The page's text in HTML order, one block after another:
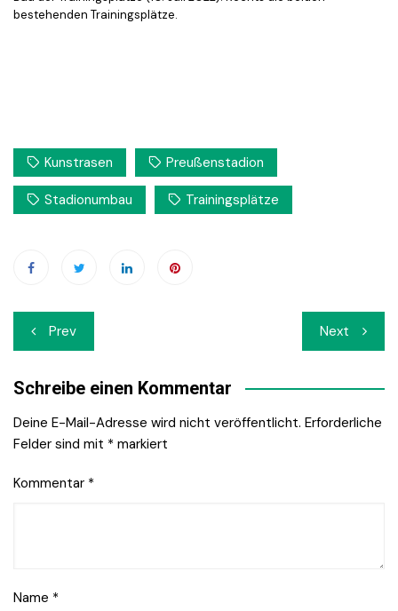
bestehenden Trainingsplätze.
Kunstrasen Preußenstadion
Stadionumbau Trainingsplätze
Beitrags-
Navigation
Prev Next
Schreibe einen Kommentar
Deine E-Mail-Adresse wird nicht veröffentlicht. Erforderliche
Felder sind mit * markiert
Kommentar *
Name *